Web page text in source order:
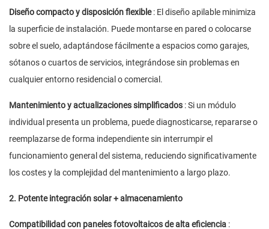
Diseño compacto y disposición flexible: El diseño apilable minimiza
la superficie de instalación. Puede montarse en pared o colocarse
sobre el suelo, adaptándose fácilmente a espacios como garajes,
sótanos o cuartos de servicios, integrándose sin problemas en
cualquier entorno residencial o comercial.
Mantenimiento y actualizaciones simplificados : Si un módulo
individual presenta un problema, puede diagnosticarse, repararse o
reemplazarse de forma independiente sin interrumpir el
funcionamiento general del sistema, reduciendo significativamente
los costes y la complejidad del mantenimiento a largo plazo.
2. Potente integración solar + almacenamiento
Compatibilidad con paneles fotovoltaicos de alta eficiencia :